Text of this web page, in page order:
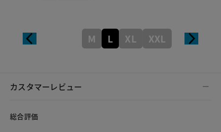
M L XL XXL
カスタマーレビュー
総合評価